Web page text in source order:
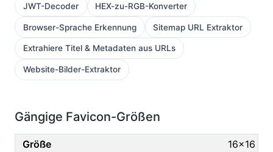
JWT-Decoder HEX-zu-RGB-Konverter
Browser-Sprache Erkennung Sitemap URL Extraktor
Extrahiere Titel & Metadaten aus URLs
Website-Bilder-Extraktor
Gängige Favicon-Größen
16×16